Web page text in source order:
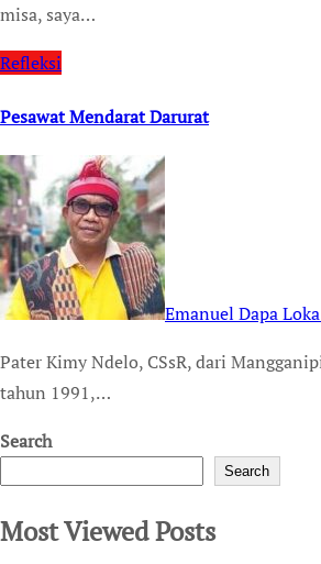
misa, saya…
Refleksi
Pesawat Mendarat Darurat
Emanuel Dapa Loka
Pater Kimy Ndelo, CSsR, dari Mangganipi, Sumba, Indonesia Selatan Sebuah pesawat Air Canada, Boeing 767, pada
tahun 1991,…
Search
Search
Most Viewed Posts